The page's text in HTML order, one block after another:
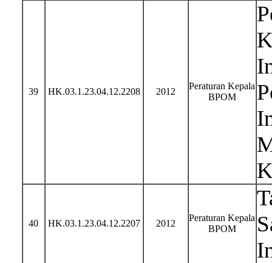
39 HK.03.1.23.04.12.2208 2012
Peraturan Kepala
BPOM
40 HK.03.1.23.04.12.2207 2012
Peraturan Kepala
BPOM